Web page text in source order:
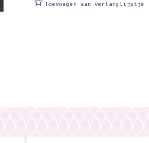
Toevoegen aan verlanglijstje